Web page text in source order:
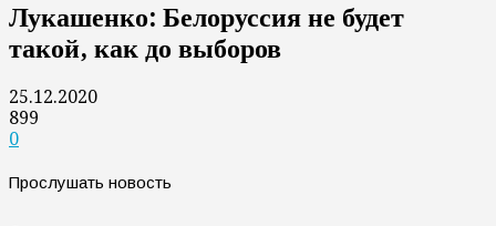
Лукашенко: Белоруссия не будет
такой, как до выборов
25.12.2020
899
0
Прослушать новость